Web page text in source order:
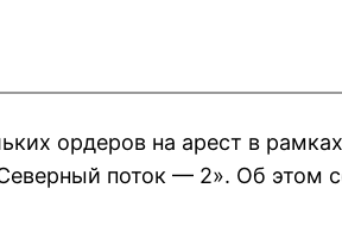
ордеров на арест в
поток — 2». Об этом